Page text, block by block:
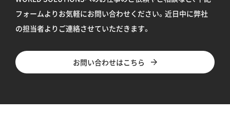
フォームよりお気軽にお問い合わせください。 近日中に弊社
の担当者よりご連絡させていただきます。
お問い合わせはこちら